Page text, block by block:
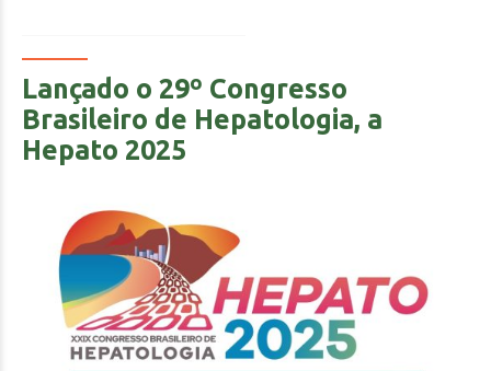
Lançado o 29º Congresso
Brasileiro de Hepatologia, a
Hepato 2025